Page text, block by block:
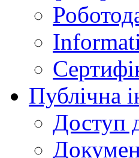
Публічна
Доступ